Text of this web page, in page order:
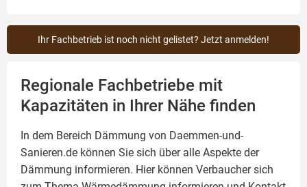
Ihr Fachbetrieb ist noch nicht gelistet? Jetzt anmelden!
Regionale Fachbetriebe mit
Kapazitäten in Ihrer Nähe finden
In dem Bereich Dämmung von Daemmen-und-
Sanieren.de können Sie sich über alle Aspekte der
Dämmung informieren. Hier können Verbaucher sich